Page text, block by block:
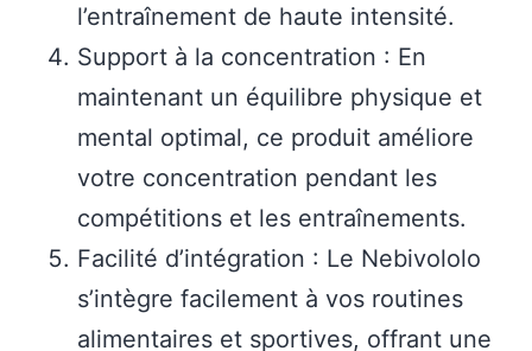
l’entraînement de haute intensité.
Support à la concentration : En
maintenant un équilibre physique et
mental optimal, ce produit améliore
votre concentration pendant les
compétitions et les entraînements.
Facilité d’intégration : Le Nebivololo
s’intègre facilement à vos routines
alimentaires et sportives, offrant une